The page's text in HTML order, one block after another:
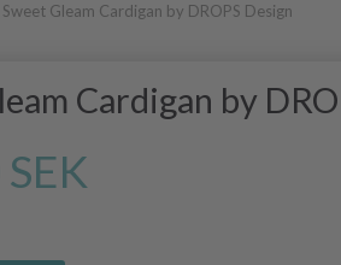
Gleam Cardigan by DROPS Design
Cardigan by